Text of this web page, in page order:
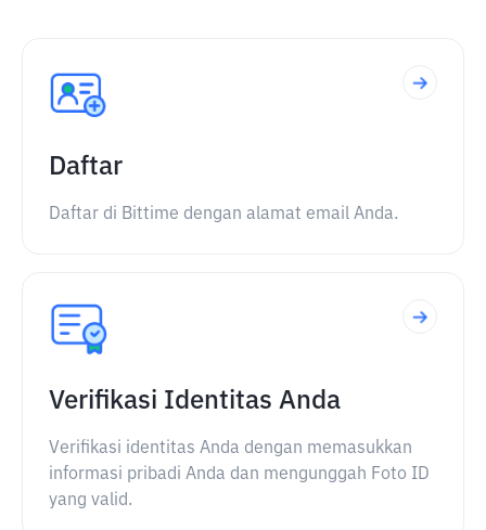
Daftar
Daftar di Bittime dengan alamat email Anda.
Verifikasi Identitas Anda
Verifikasi identitas Anda dengan memasukkan
informasi pribadi Anda dan mengunggah Foto ID
yang valid.